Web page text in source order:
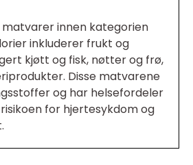
innen kategorien
inkluderer frukt og
kjøtt og fisk, nøtter og frø,
Disse matvarene
og har helsefordeler
for hjertesykdom og